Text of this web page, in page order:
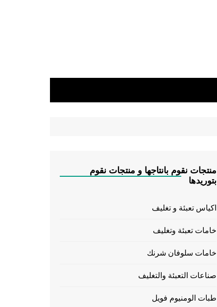
منتجات نقوم بانتاجها و منتجات نقوم
بتوريدها
اكياس تعبئة و تغليف
خامات تعبئة وتغليف
خامات سلوفان شرنك
صناعات التعبئة والتغليف
طبات الومنيوم فويل